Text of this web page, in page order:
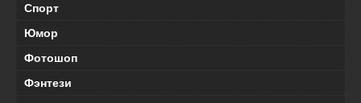
Спорт
Юмор
Фотошоп
Фэнтези